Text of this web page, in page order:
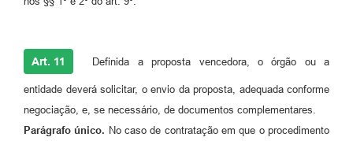
Art. 11 Definida a proposta vencedora, o órgão ou a
entidade deverá solicitar, o envio da proposta, adequada conforme
negociação, e, se necessário, de documentos complementares.
Parágrafo único. No caso de contratação em que o procedimento